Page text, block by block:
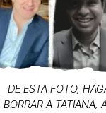
DE ESTA FOTO,
BORRAR A TATIANA,